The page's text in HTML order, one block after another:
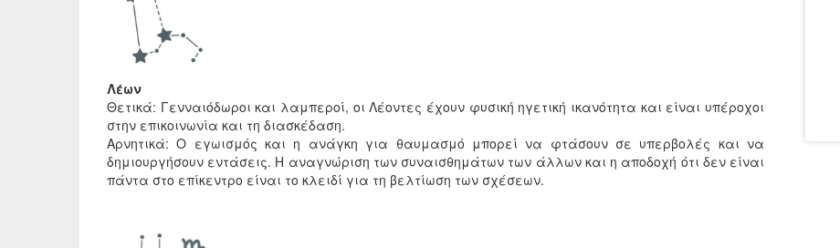
Λέων
Θετικά: Γενναιόδωροι και λαμπεροί, οι Λέοντες έχουν φυσική ηγετική ικανότητα και είναι υπέροχοι
στην επικοινωνία και τη διασκέδαση.
Αρνητικά: Ο εγωισμός και η ανάγκη για θαυμασμό μπορεί να φτάσουν σε υπερβολές και να
δημιουργήσουν εντάσεις. Η αναγνώριση των συναισθημάτων των άλλων και η αποδοχή ότι δεν είναι
πάντα στο επίκεντρο είναι το κλειδί για τη βελτίωση των σχέσεων.